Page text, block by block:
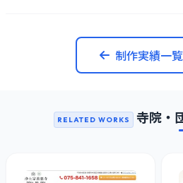
制作実績一
RELATED WORKS 寺院・